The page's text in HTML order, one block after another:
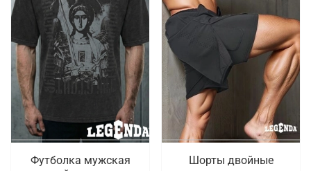
Футболка мужская
Шорты двойные